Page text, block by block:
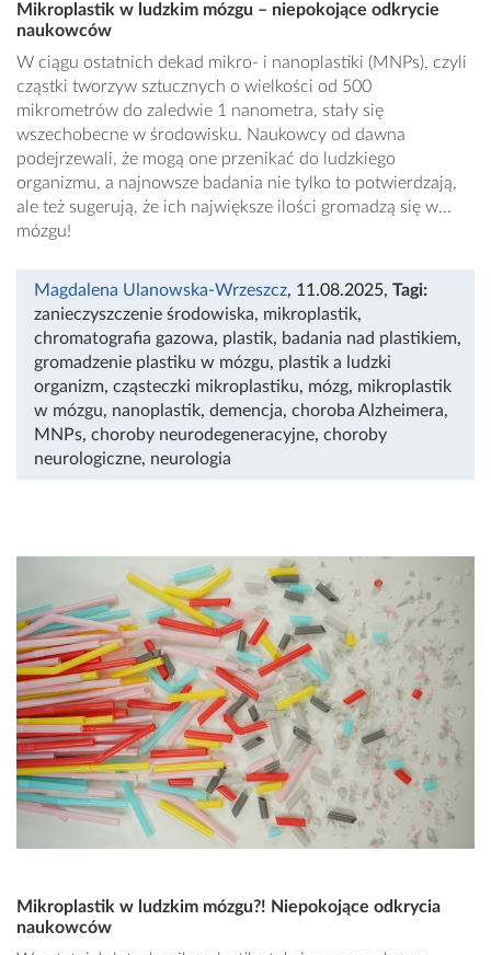
Mikroplastik w ludzkim mózgu – niepokojące odkrycie
naukowców
W ciągu ostatnich dekad mikro- i nanoplastiki (MNPs), czyli
cząstki tworzyw sztucznych o wielkości od 500
mikrometrów do zaledwie 1 nanometra, stały się
wszechobecne w środowisku. Naukowcy od dawna
podejrzewali, że mogą one przenikać do ludzkiego
organizmu, a najnowsze badania nie tylko to potwierdzają,
ale też sugerują, że ich największe ilości gromadzą się w...
mózgu!
Magdalena Ulanowska-Wrzeszcz, 11.08.2025, Tagi:
zanieczyszczenie środowiska, mikroplastik,
chromatografia gazowa, plastik, badania nad plastikiem,
gromadzenie plastiku w mózgu, plastik a ludzki
organizm, cząsteczki mikroplastiku, mózg, mikroplastik
w mózgu, nanoplastik, demencja, choroba Alzheimera,
MNPs, choroby neurodegeneracyjne, choroby
neurologiczne, neurologia
Mikroplastik w ludzkim mózgu?! Niepokojące odkrycia
naukowców